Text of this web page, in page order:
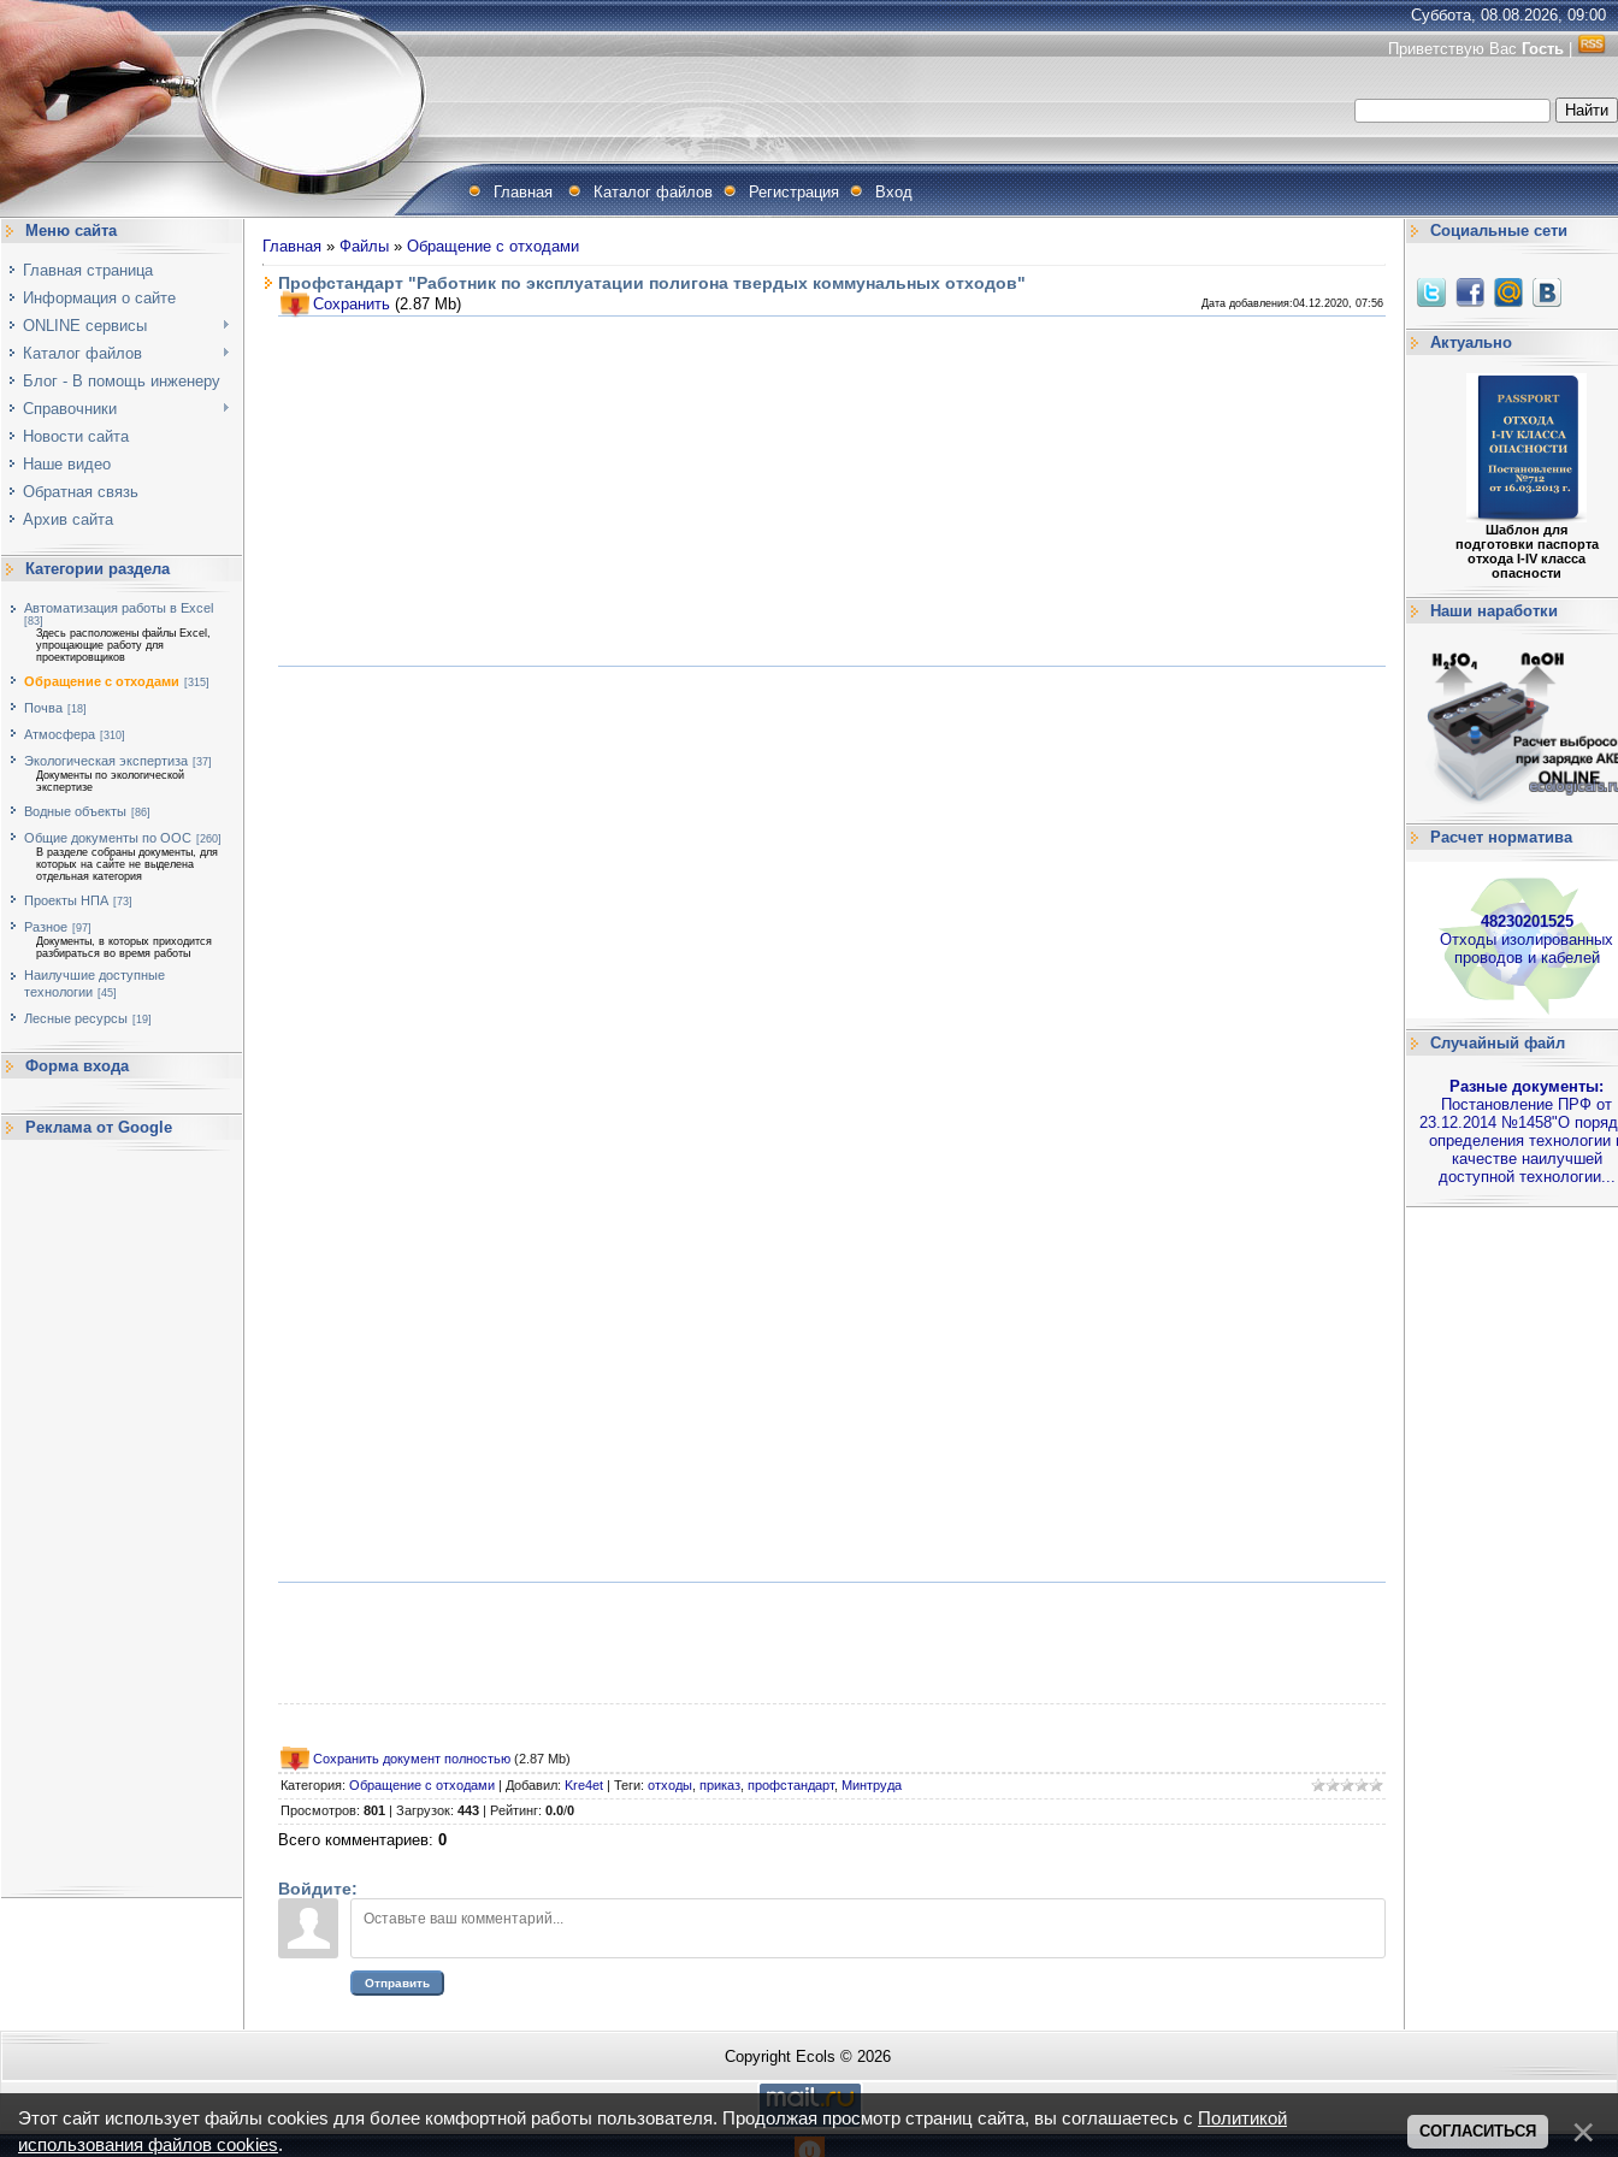
Суббота, 08.08.2026, 09:00
Приветствую Вас Гость
Главная Каталог файлов Регистрация Вход
Меню сайта
Главная страница
Информация о сайте
ONLINE сервисы
Каталог файлов
Блог - В помощь инженеру
Справочники
Новости сайта
Наше видео
Обратная связь
Архив сайта
Категории раздела
Автоматизация работы в Excel
[83]
Здесь расположены файлы Excel,
упрощающие работу для
проектировщиков
Обращение с отходами [315]
Почва [18]
Атмосфера [310]
Экологическая экспертиза [37]
Документы по экологической
экспертизе
Водные объекты [86]
Общие документы по ООС [260]
В разделе собраны документы, для
которых на сайте не выделена
отдельная категория
Проекты НПА [73]
Разное [97]
Документы, в которых приходится
разбираться во время работы
Наилучшие доступные
технологии [45]
Лесные ресурсы [19]
Форма входа
Реклама от Google
Главная » Файлы » Обращение с отходами
Профстандарт "Работник по эксплуатации полигона твердых коммунальных отходов"
Сохранить (2.87 Mb) Дата добавления:04.12.2020, 07:56
Сохранить документ полностью (2.87 Mb)
Категория: Обращение с отходами Добавил: Kre4et Теги: отходы приказ профстандарт, Минтруда
Просмотров: 801 Загрузок: 443 Рейтинг: 0.0/0
Всего комментариев: 0
Войдите:
Отправить
Социальные сети
Актуально
Шаблон для
подготовки паспорта
отхода I-IV класса
опасности
Наши наработки
Расчет норматива
48230201525
Отходы изолированных
проводов и кабелей
Случайный файл
Разные документы:
Постановление ПРФ от
23.12.2014 №1458"О
определения технологии
качестве наилучшей
доступной технологии...
Copyright Ecols © 2026
Этот сайт использует файлы cookies для более комфортной работы пользователя. Продолжая просмотр страниц сайта, вы соглашаетесь с Политикой
использования файлов cookies.
СОГЛАСИТЬСЯ